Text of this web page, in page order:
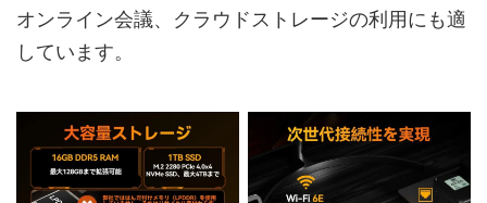
オンライン会議、クラウドストレージの利用にも適
しています。